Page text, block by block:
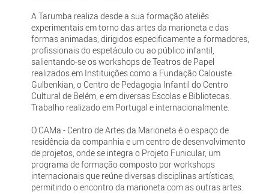
A Tarumba realiza desde a sua formação ateliês
experimentais em torno das artes da marioneta e das
formas animadas, dirigidos especificamente a formadores,
profissionais do espetáculo ou ao público infantil,
salientando-se os workshops de Teatros de Papel
realizados em Instituições como a Fundação Calouste
Gulbenkian, o Centro de Pedagogia Infantil do Centro
Cultural de Belém, e em diversas Escolas e Bibliotecas.
Trabalho realizado em Portugal e internacionalmente.
O CAMa - Centro de Artes da Marioneta é o espaço de
residência da companhia e um centro de desenvolvimento
de projetos, onde se integra o Projeto Funicular, um
programa de formação composto por workshops
internacionais que reúne diversas disciplinas artísticas,
permitindo o encontro da marioneta com as outras artes.